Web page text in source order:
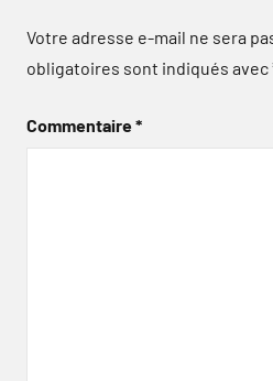
Votre adresse e-mail ne sera
obligatoires sont indiqués avec
Commentaire*